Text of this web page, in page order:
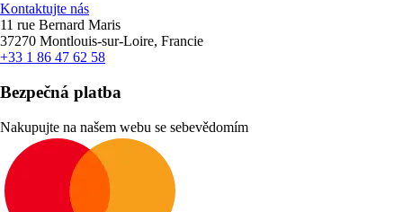
Kontaktujte nás
11 rue Bernard Maris
37270 Montlouis-sur-Loire, Francie
+33 1 86 47 62 58
Bezpečná platba
Nakupujte na našem webu se sebevědomím